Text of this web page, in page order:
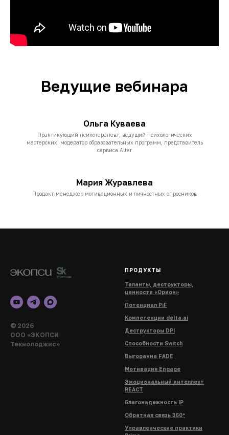
Ведущие вебинара
Ольга Куваева
Практикующий психотерапевт, ведущий психологических
мастерских, модератор образовательных программ, представитель
сервиса Alter
Мария Журавлева
Продакт-менеджер мотивационных и личностных опросников
© 2026
ООО «ЭКОПСИ
Текнолоджис»
ПРОДУКТЫ
Таланты, деструкторы,
ценности «Орион»
Потенциал PiF
Компетенции delta.ai
Деструкторы DPI
Способности Switch
Выгорание FADE
Мотивация Engage
Эмоциональный интеллект
REACT
Благонадежность IP
Обратная связь 360°
Управленческие практики